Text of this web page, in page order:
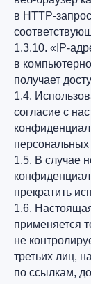
в HTTP-
1.3.10. «IP-
в
получает
1.4.
согласие с
1.5. В случае
прекратить
1.6.
применяется
не
третьих лиц,
по ссылкам,